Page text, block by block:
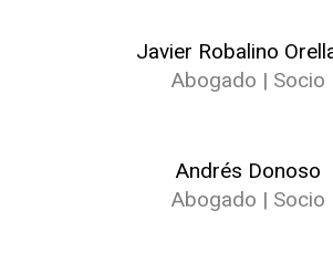
Javier Robalino
Abogado | Socio
Andrés Donoso
Abogado | Socio